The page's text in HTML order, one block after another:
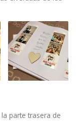
parte trasera de